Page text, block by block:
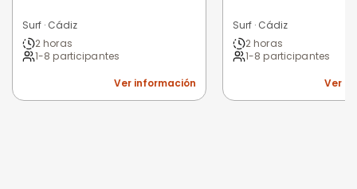
Surf · Cádiz
2 horas
1-8 participantes
Ver información
Surf · Cádiz
2 horas
1-8 participantes
Ver